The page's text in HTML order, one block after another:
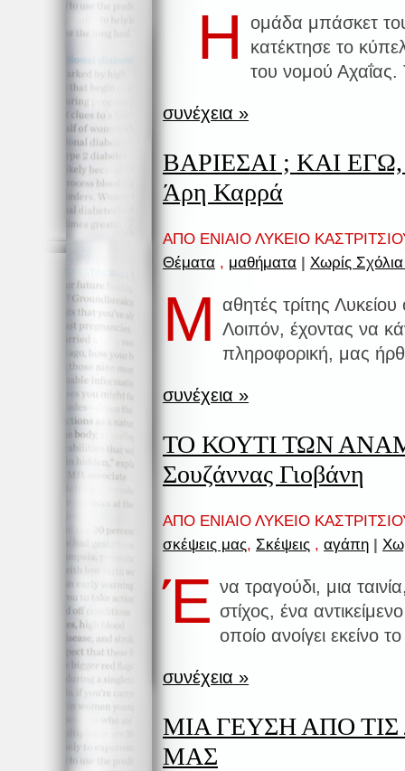
Η
ομάδα μπάσκετ
κατέκτησε το
του νομού
συνέχεια »
ΒΑΡΙΕΣΑΙ ; ΚΑΙ ΕΓΩ,
Άρη Καρρά
ΑΠΟ ΕΝΙΑΙΟ ΛΥΚΕΙΟ
Θέματα , μαθήματα | Χωρίς
Μ
αθητές τρίτης
Λοιπόν, έχοντας να
πληροφορική, μας
συνέχεια »
ΤΟ ΚΟΥΤΙ ΤΩΝ
Σουζάννας Γιοβάνη
ΑΠΟ ΕΝΙΑΙΟ ΛΥΚΕΙΟ
σκέψεις μας, Σκέψεις , αγάπη |
Έ να τραγούδι, μια
στίχος, ένα
οποίο ανοίγει εκείνο
συνέχεια »
ΜΙΑ ΓΕΥΣΗ ΑΠΟ
ΜΑΣ